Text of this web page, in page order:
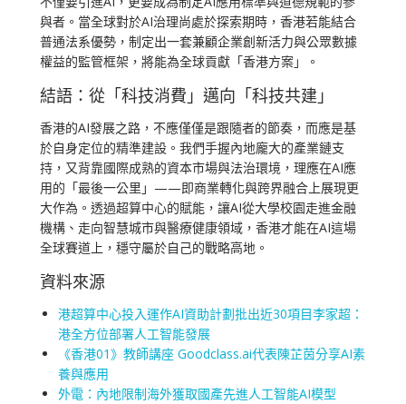
與者。當全球對於AI治理尚處於探索期時，香港若能結合
普通法系優勢，制定出一套兼顧企業創新活力與公眾數據
權益的監管框架，將能為全球貢獻「香港方案」。
結語：從「科技消費」邁向「科技共建」
香港的AI發展之路，不應僅僅是跟隨者的節奏，而應是基
於自身定位的精準建設。我們手握內地龐大的產業鏈支
持，又背靠國際成熟的資本市場與法治環境，理應在AI應
用的「最後一公里」——即商業轉化與跨界融合上展現更
大作為。透過超算中心的賦能，讓AI從大學校園走進金融
機構、走向智慧城市與醫療健康領域，香港才能在AI這場
全球賽道上，穩守屬於自己的戰略高地。
資料來源
港超算中心投入運作AI資助計劃批出近30項目李家超：
港全方位部署人工智能發展
《香港01》教師講座 Goodclass.ai代表陳芷茵分享AI素
養與應用
外電：內地限制海外獲取國產先進人工智能AI模型